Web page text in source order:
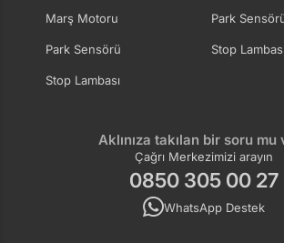
Marş Motoru Park
Park Sensörü Stop Lambası
Stop Lambası
Aklınıza takılan bir soru mu
Çağrı Merkezimizi arayın
0850 305 00 27
WhatsApp Destek